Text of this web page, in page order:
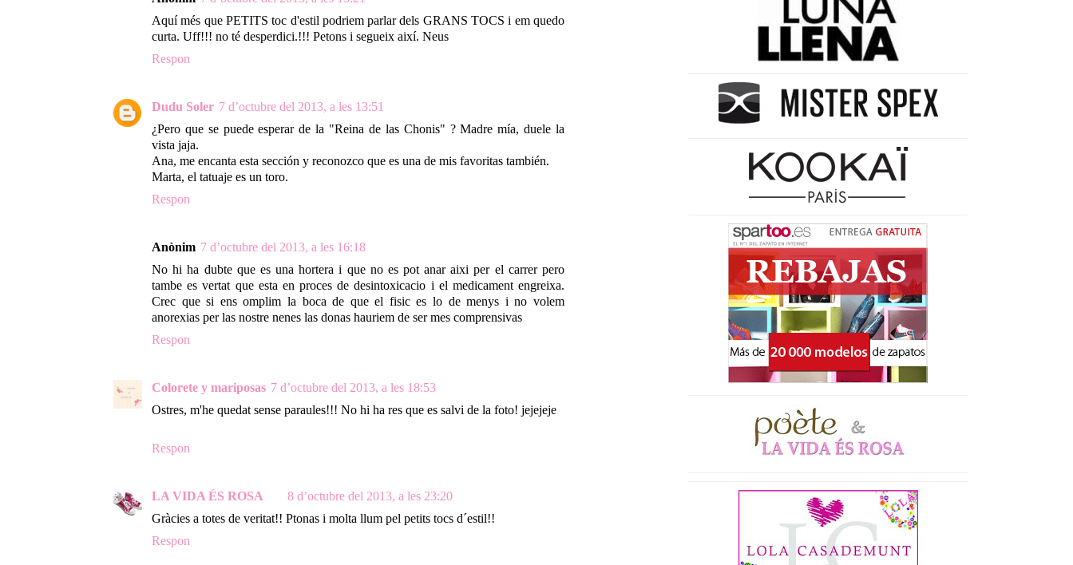
Aquí més que PETITS toc d'estil podriem parlar dels GRANS TOCS i em quedo
curta. Uff!!! no té desperdici.!!! Petons i segueix així. Neus
Respon
Dudu Soler 7 d’octubre del 2013, a les 13:51
¿Pero que se puede esperar de la "Reina de las Chonis" ? Madre mía, duele la
vista jaja.
Ana, me encanta esta sección y reconozco que es una de mis favoritas también.
Marta, el tatuaje es un toro.
Respon
Anònim 7 d’octubre del 2013, a les 16:18
No hi ha dubte que es una hortera i que no es pot anar aixi per el carrer pero
tambe es vertat que esta en proces de desintoxicacio i el medicament engreixa.
Crec que si ens omplim la boca de que el fisic es lo de menys i no volem
anorexias per las nostre nenes las donas hauriem de ser mes comprensivas
Respon
Colorete y mariposas 7 d’octubre del 2013, a les 18:53
Ostres, m'he quedat sense paraules!!! No hi ha res que es salvi de la foto! jejejeje
Respon
LA VIDA ÉS ROSA
8 d’octubre del 2013, a les 23:20
Gràcies a totes de veritat!! Ptonas i molta llum pel petits tocs d´estil!!
Respon